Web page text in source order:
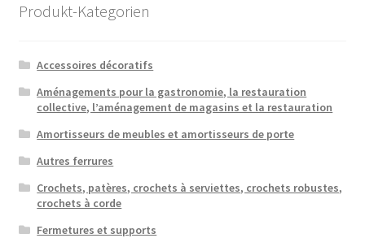
Produkt-Kategorien
Accessoires décoratifs
Aménagements pour la gastronomie, la restauration
collective, l’aménagement de magasins et la restauration
Amortisseurs de meubles et amortisseurs de porte
Autres ferrures
Crochets, patères, crochets à serviettes, crochets robustes,
crochets à corde
Fermetures et supports